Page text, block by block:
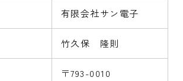
有限会社サン電子
竹久保 隆則
〒793-0010